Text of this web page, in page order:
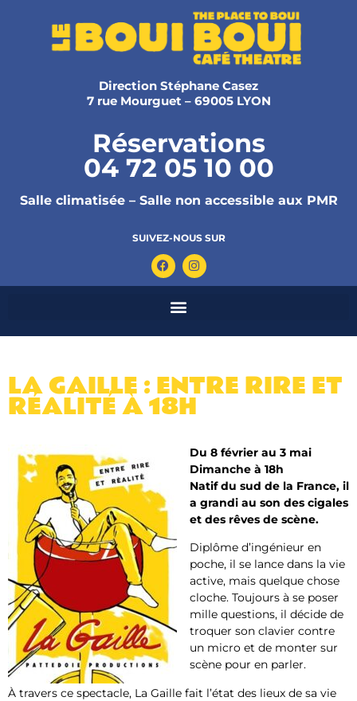
Direction Stéphane Casez
7 rue Mourguet – 69005 LYON
Réservations
04 72 05 10 00
Salle climatisée – Salle non accessible aux PMR
SUIVEZ-NOUS SUR
LA GAILLE : ENTRE RIRE ET
RÉALITÉ À 18H
Du 8 février au 3 mai
Dimanche à 18h
Natif du sud de la France, il
a grandi au son des cigales
et des rêves de scène.
Diplôme d’ingénieur en
poche, il se lance dans la vie
active, mais quelque chose
cloche. Toujours à se poser
mille questions, il décide de
troquer son clavier contre
un micro et de monter sur
scène pour en parler.
À travers ce spectacle, La Gaille fait l’état des lieux de sa vie